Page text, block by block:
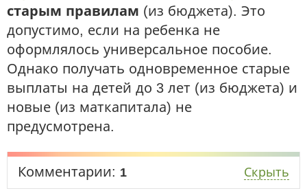
старым правилам (из бюджета). Это
допустимо, если на ребенка не
оформлялось универсальное пособие.
Однако получать одновременное старые
выплаты на детей до 3 лет (из бюджета) и
новые (из маткапитала) не
предусмотрена.
Комментарии: 1 Скрыть